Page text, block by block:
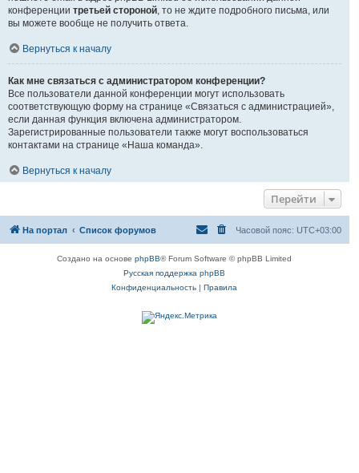
конференции третьей стороной, то не ждите подробного письма, или
вы можете вообще не получить ответа.
Вернуться к началу
Как мне связаться с администратором конференции?
Все пользователи данной конференции могут использовать
соответствующую форму на странице «Связаться с администрацией»,
если данная функция включена администратором.
Зарегистрированные пользователи также могут воспользоваться
контактами на странице «Наша команда».
Вернуться к началу
Перейти
На портал Список форумов Часовой пояс: UTC+03:00
Создано на основеphpBB® Forum Software © phpBB Limited
Русская поддержка phpBB
Конфиденциальность
Правила